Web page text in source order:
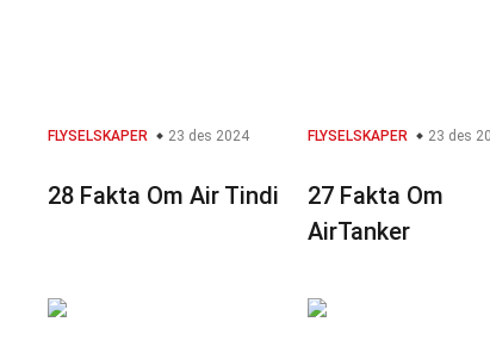
FLYSELSKAPER 23 des 2024
28 Fakta Om Air Tindi
FLYSELSKAPER 23 des
27 Fakta Om
AirTanker